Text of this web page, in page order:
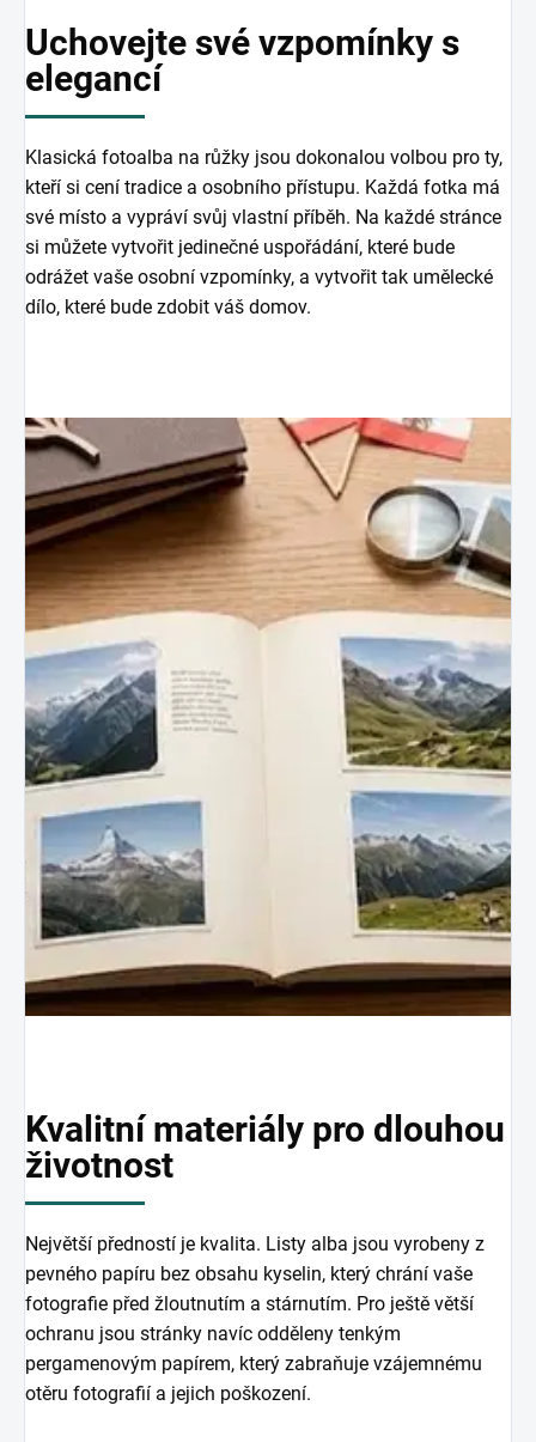
Uchovejte své vzpomínky s
elegancí
Klasická fotoalba na růžky jsou dokonalou volbou pro ty,
kteří si cení tradice a osobního přístupu. Každá fotka má
své místo a vypráví svůj vlastní příběh. Na každé stránce
si můžete vytvořit jedinečné uspořádání, které bude
odrážet vaše osobní vzpomínky, a vytvořit tak umělecké
dílo, které bude zdobit váš domov.
Kvalitní materiály pro dlouhou
životnost
Největší předností je kvalita. Listy alba jsou vyrobeny z
pevného papíru bez obsahu kyselin, který chrání vaše
fotografie před žloutnutím a stárnutím. Pro ještě větší
ochranu jsou stránky navíc odděleny tenkým
pergamenovým papírem, který zabraňuje vzájemnému
otěru fotografií a jejich poškození.